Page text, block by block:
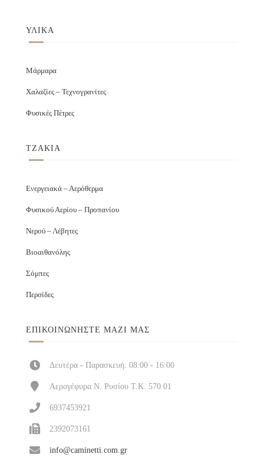
ΥΛΙΚΑ
Μάρμαρα
Χαλαζίες – Τεχνογρανίτες
Φυσικές Πέτρες
ΤΖΑΚΙΑ
Ενεργειακά – Αερόθερμα
Φυσικού Αερίου – Προπανίου
Νερού – Λέβητες
Βιοαιθανόλης
Σόμπες
Περσίδες
ΕΠΙΚΟΙΝΩΝΉΣΤΕ ΜΑΖΊ ΜΑΣ
Δευτέρα - Παρασκευή: 08:00 - 16:00
Αερογέφυρα Ν. Ρυσίου Τ.Κ. 570 01
6937453921
2392073161
info@caminetti.com.gr